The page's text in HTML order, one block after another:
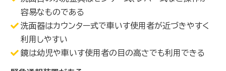
容易なものである
洗面器はカウンター式で車いす使用者が近づきやすく
利用しやすい
鏡は幼児や車いす使用者の目の高さでも利用できる